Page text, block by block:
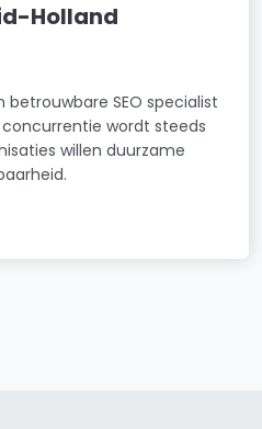
Holland
betrouwbare SEO specialist
wordt steeds
willen duurzame